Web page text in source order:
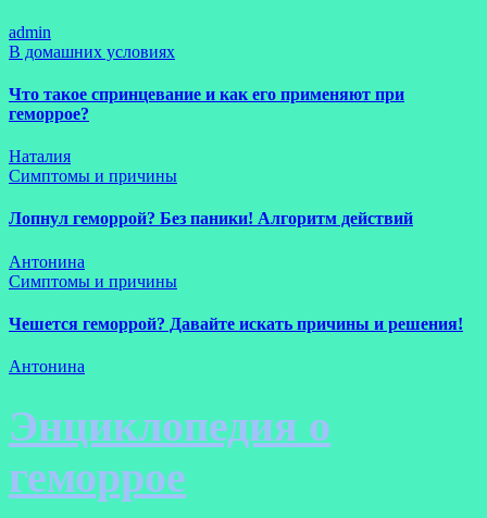
admin
В домашних условиях
Что такое спринцевание и как его применяют при
геморрое?
Наталия
Симптомы и причины
Лопнул геморрой? Без паники! Алгоритм действий
Антонина
Симптомы и причины
Чешется геморрой? Давайте искать причины и решения!
Антонина
Энциклопедия о
геморрое